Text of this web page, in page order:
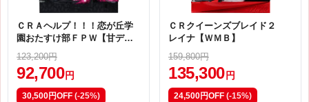
ＣＲＡヘルプ！！！恋が丘学
園おたすけ部ＦＰＷ【甘デ
123,200円
92,700 円
30,500円OFF (-25%)
ＣＲクイーンズブレイド２
レイナ【ＷＭＢ】
159,800円
135,300 円
24,500円OFF (-15%)